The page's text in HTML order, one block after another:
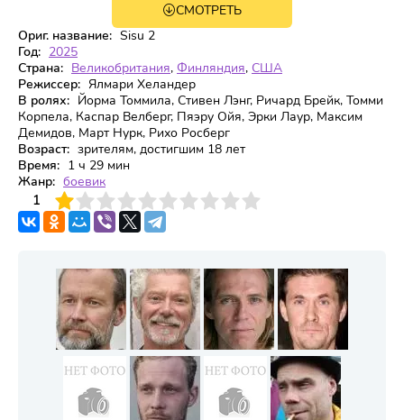
СМОТРЕТЬ
Ориг. название: Sisu 2
Год: 2025
Страна: Великобритания, Финляндия, США
Режиссер: Ялмари Хеландер
В ролях: Йорма Томмила, Стивен Лэнг, Ричард Брейк, Томми
Корпела, Каспар Велберг, Пяэру Ойя, Эрки Лаур, Максим
Демидов, Март Нурк, Рихо Росберг
Возраст: зрителям, достигшим 18 лет
Время: 1 ч 29 мин
Жанр: боевик
1
4 6 7 8 9 10